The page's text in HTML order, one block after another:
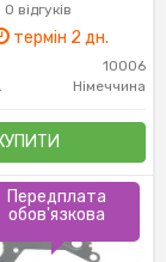
0 відгуків
термін 2 дн.
10006
Німеччина
Передплата
обов'язкова